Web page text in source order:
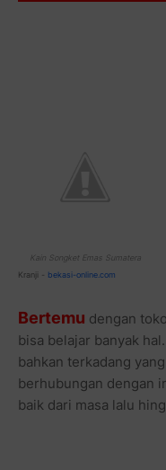
Kain Songket Emas Sumatera
Kranji - bekasi-online.com
Bertemu dengan
bisa belajar banyak
bahkan terkadang
berhubungan dengan
baik dari masa lalu